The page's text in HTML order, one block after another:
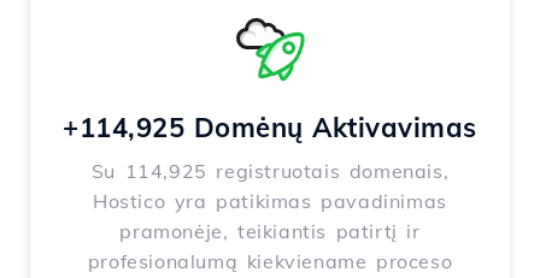
+114,925 Domėnų Aktivavimas
Su 114,925 registruotais domenais,
Hostico yra patikimas pavadinimas
pramonėje, teikiantis patirtį ir
profesionalumą kiekviename proceso